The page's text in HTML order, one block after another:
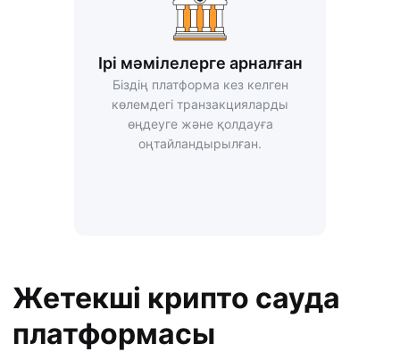
Ірі мәмілелерге арналған
Біздің платформа кез келген
көлемдегі транзакцияларды
өңдеуге және қолдауға
оңтайландырылған.
Жетекші крипто сауда
платформасы